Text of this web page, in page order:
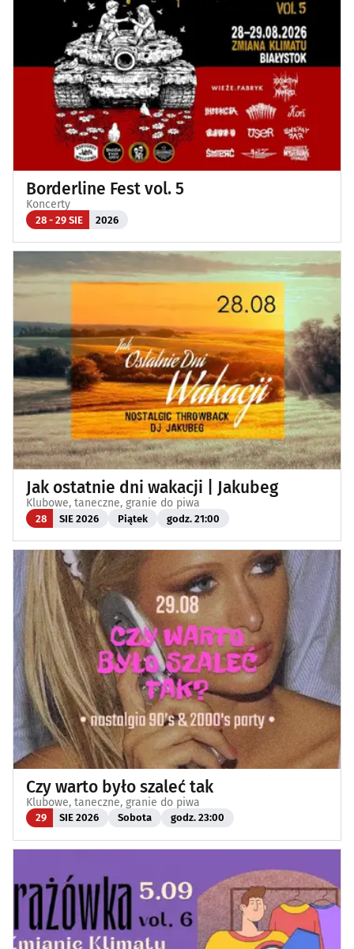
Borderline Fest vol. 5
Koncerty
28 - 29 SIE 2026
Jak ostatnie dni wakacji | Jakubeg
Klubowe, taneczne, granie do piwa
28 SIE 2026 Piątek godz. 21:00
Czy warto było szaleć tak
Klubowe, taneczne, granie do piwa
29 SIE 2026 Sobota godz. 23:00